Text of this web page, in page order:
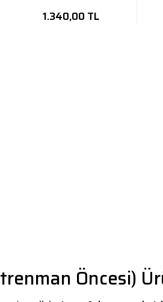
1.340,00 TL
Öncesi)